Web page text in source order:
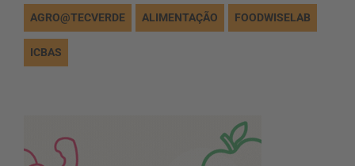
AGRO@TECVERDE ALIMENTAÇÃO FOODWISELAB
ICBAS